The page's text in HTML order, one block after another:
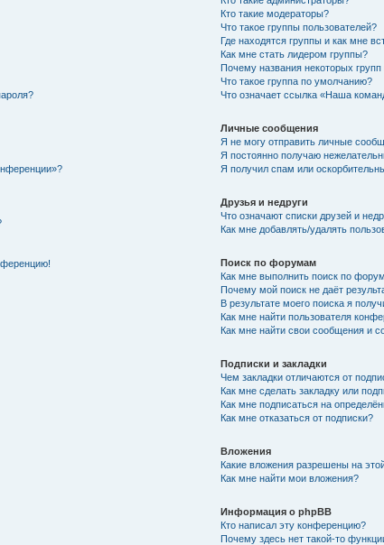
Кто такие модераторы?
Что такое группы пользователей?
Где находятся группы и как мне
Как мне стать лидером группы?
Почему названия некоторых
Что такое группа по умолчанию?
Что означает ссылка «Наша
Личные сообщения
Я не могу отправить личные
Я постоянно получаю
Я получил спам или
Друзья и недруги
Что означают списки друзей и
Как мне добавлять/удалять
Поиск по форумам
Как мне выполнить поиск по
Почему мой поиск не даёт
В результате моего поиска я
Как мне найти пользователя
Как мне найти свои сообщения и
Подписки и закладки
Чем закладки отличаются от
Как мне сделать закладку или
Как мне подписаться на
Как мне отказаться от подписки?
Вложения
Какие вложения разрешены на
Как мне найти мои вложения?
Информация о phpBB
Кто написал эту конференцию?
Почему здесь нет такой-то